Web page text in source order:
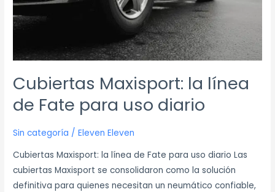
Cubiertas Maxisport: la línea
de Fate para uso diario
Sin categoría /Eleven Eleven
Cubiertas Maxisport: la línea de Fate para uso diario Las
cubiertas Maxisport se consolidaron como la solución
definitiva para quienes necesitan un neumático confiable,
diario